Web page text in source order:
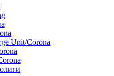
Unit/Corona